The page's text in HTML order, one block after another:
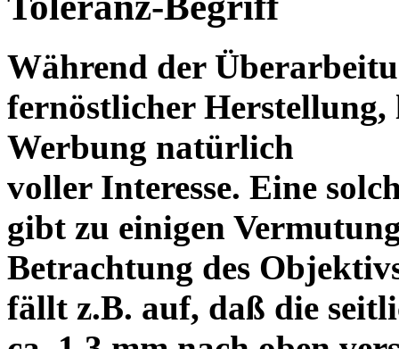
Während der
fernöstlicher Herstellung,
Werbung natürlich
voller Interesse. Eine
gibt zu einigen
Betrachtung des
fällt z.B. auf, daß die